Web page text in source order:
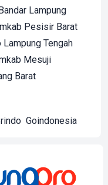
Lampung
Pesisir Barat
Lampung Tengah
Mesuji
Barat
Goindonesia